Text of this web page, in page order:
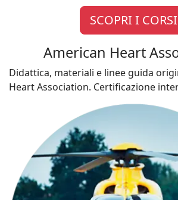
SCOPRI I CORSI
American Heart
Didattica, materiali e linee guida
Heart Association. Certificazione